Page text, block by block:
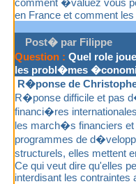
comment �valuez vous
en France et comment
Post� par Filippe
Question : Quel role
les probl�mes
R�ponse de
R�ponse difficile et pas
financi�res
les march�s financiers et
programmes de
structurels, elles mettent
Ce qui veut dire qu'elles
interdisant les contraintes